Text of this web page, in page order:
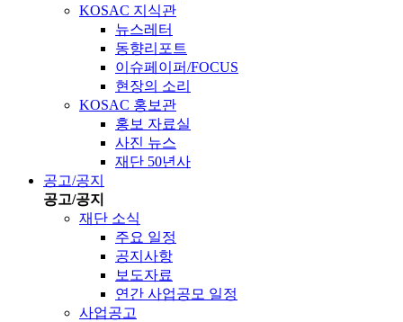
KOSAC 지식관
뉴스레터
동향리포트
이슈페이퍼/FOCUS
현장의 소리
KOSAC 홍보관
홍보 자료실
사진 뉴스
재단 50년사
공고/공지
공고/공지
재단 소식
주요 일정
공지사항
보도자료
연간 사업공모 일정
사업공고